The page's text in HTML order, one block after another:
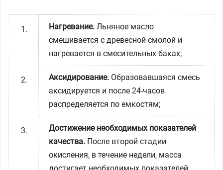
Нагревание. Льняное масло
смешивается с древесной смолой и
нагревается в смесительных баках;
Аксидирование. Образовавшаяся смесь
аксидируется и после 24-часов
распределяется по емкостям;
Достижение необходимых показателей
качества. После второй стадии
окисления, в течение недели, масса